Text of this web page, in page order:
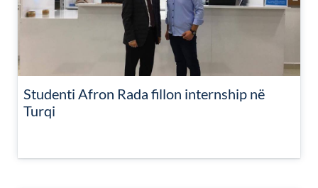
Studenti Afron Rada fillon internship në
Turqi